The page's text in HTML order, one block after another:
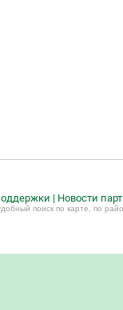
| Новости
поиск по карте, по